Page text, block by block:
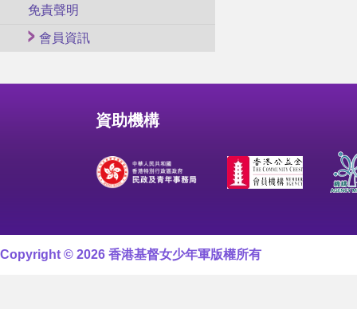
免責聲明
會員資訊
資助機構
Copyright © 2026 香港基督女少年軍版權所有